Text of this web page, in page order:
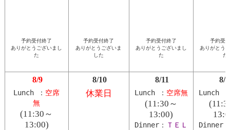
予約受付終了
ありがとうございまし
た
予約受付終了
ありがとうございま
した
予約受付終了
ありがとうございまし
た
予約受
ありがとう
た
8/9
Lunch ： 空席
無
(11:30～
13:00)
8/10
休業日
8/11
Lunch ： 空席無
(11:30～
13:00)
Dinner： ＴＥＬ
8/
Lunch ：
Dinner：